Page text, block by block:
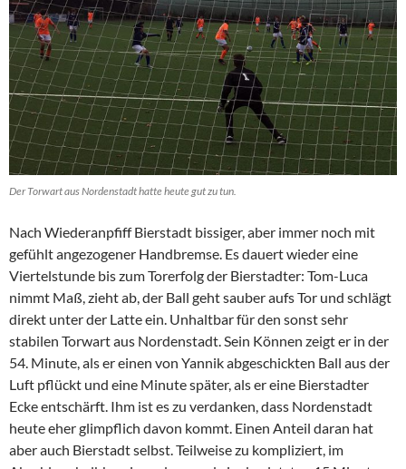
Der Torwart aus Nordenstadt hatte heute gut zu tun.
Nach Wiederanpfiff Bierstadt bissiger, aber immer noch mit
gefühlt angezogener Handbremse. Es dauert wieder eine
Viertelstunde bis zum Torerfolg der Bierstadter: Tom-Luca
nimmt Maß, zieht ab, der Ball geht sauber aufs Tor und schlägt
direkt unter der Latte ein. Unhaltbar für den sonst sehr
stabilen Torwart aus Nordenstadt. Sein Können zeigt er in der
54. Minute, als er einen von Yannik abgeschickten Ball aus der
Luft pflückt und eine Minute später, als er eine Bierstadter
Ecke entschärft. Ihm ist es zu verdanken, dass Nordenstadt
heute eher glimpflich davon kommt. Einen Anteil daran hat
aber auch Bierstadt selbst. Teilweise zu kompliziert, im